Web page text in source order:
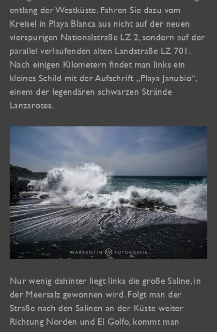
entlang der Westküste. Fahren Sie dazu vom
Kreisel in Playa Blanca aus nicht auf der neuen
vierspurigen Nationalstraße LZ 2, sondern auf der
parallel verlaufenden alten Landstraße LZ 701.
Nach einigen Kilometern findet man links ein
kleines Schild mit der Aufschrift „Playa Janubio“,
einem der legendären schwarzen Strände
Lanzarotes.
Nur wenig dahinter liegt links die große Saline, in
der Meersalz gewonnen wird. Folgt man der
Straße nach den Salinen an der Küste weiter
Richtung Norden und El Golfo, kommt man